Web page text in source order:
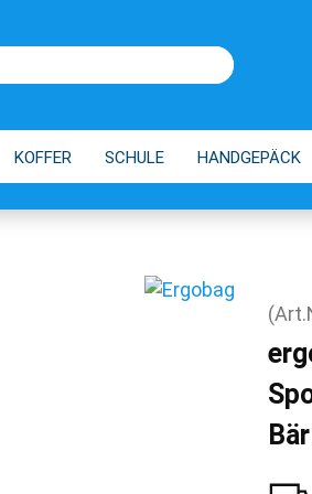
KOFFER SCHULE HANDGEPÄCK
TIPPS